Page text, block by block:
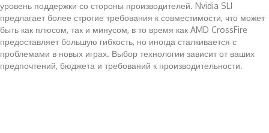
уровень поддержки со стороны производителей. Nvidia SLI
предлагает более строгие требования к совместимости, что может
быть как плюсом, так и минусом, в то время как AMD CrossFire
предоставляет большую гибкость, но иногда сталкивается с
проблемами в новых играх. Выбор технологии зависит от ваших
предпочтений, бюджета и требований к производительности.